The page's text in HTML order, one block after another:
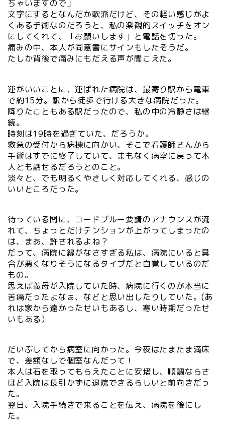
ちゃいますので」
文字にするとなんだか軟派だけど、その軽い感じがよ
くある手術なのだろうと、私の楽観的スイッチをオン
にしてくれて、「お願いします」と電話を切った。
痛みの中、本人が同意書にサインもしたそうだ。
たしか背後で痛みにもだえる声が聞こえた。
運がいいことに、運ばれた病院は、最寄り駅から電車
で約15分。駅から徒歩で行ける大きな病院だった。
降りたこともある駅だったので、私の中の冷静さは継
続。
時刻は19時を過ぎていた、だろうか。
救急の受付から病棟に向かい、そこで看護師さんから
手術はすでに終了していて、まもなく病室に戻って本
人とも話せるだろうとのこと。
淡々と、でも明るくやさしく対応してくれる、感じの
いいところだった。
待っている間に、コードブルー要請のアナウンスが流
れて、ちょっとだけテンションが上がってしまったの
は、まあ、許されるよね？
だって、病院に縁がなさすぎる私は、病院にいると具
合が悪くなりそうになるタイプだと自覚しているのだ
もの。
思えば義母が入院していた時、病院に行くのが本当に
苦痛だったよなぁ、などと思い出したりしていた。(あ
れは家から遠かったせいもあるし、寒い時期だったせ
いもある）
だいぶしてから病室に向かった。今夜はたまたま満床
で、差額なしで個室なんだって！
本人は石を取ってもらえたことに安堵し、順調ならさ
ほど入院は長引かずに退院できるらしいと前向きだっ
た。
翌日、入院手続きで来ることを伝え、病院を後にし
た。